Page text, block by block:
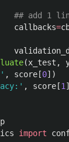
callbacks=
(x_test ,
' , score [0])
' , score [1
import